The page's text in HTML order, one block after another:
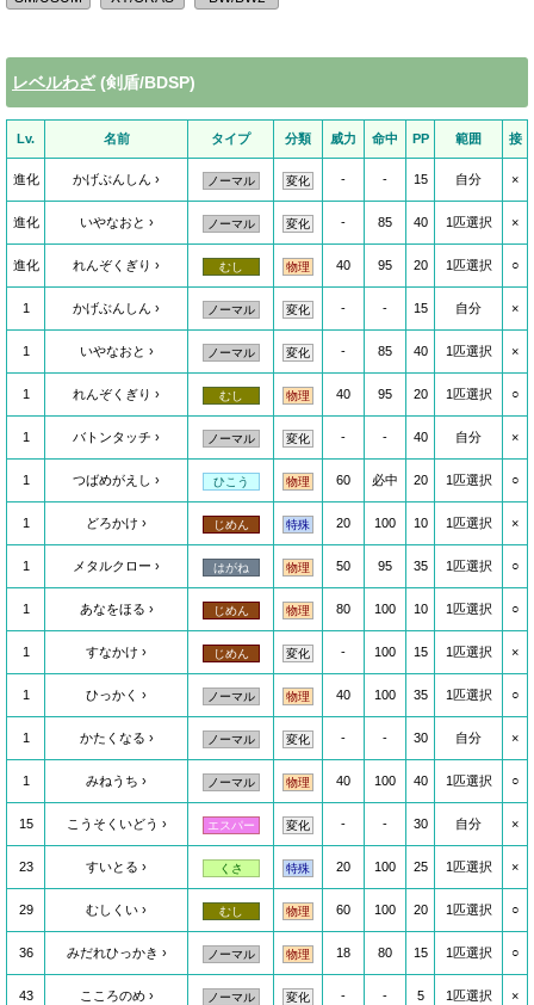
レベルわざ(剣盾/BDSP)
Lv. 名前 タイプ 分類 威力 命中 PP 範囲 接
進化 かげぶんしん ノーマル 変化 - - 15 自分 ×
進化 いやなおと ノーマル 変化 - 85 40 1匹選択 ×
進化 れんぞくぎり むし 物理 40 95 20 1匹選択 ○
1 かげぶんしん ノーマル 変化 - - 15 自分 ×
1 いやなおと ノーマル 変化 - 85 40 1匹選択 ×
1 れんぞくぎり むし 物理 40 95 20 1匹選択 ○
1 バトンタッチ ノーマル 変化 - - 40 自分 ×
1 つばめがえし ひこう 物理 60 必中 20 1匹選択 ○
1 どろかけ じめん 特殊 20 100 10 1匹選択 ×
1 メタルクロー はがね 物理 50 95 35 1匹選択 ○
1 あなをほる じめん 物理 80 100 10 1匹選択 ○
1 すなかけ じめん 変化 - 100 15 1匹選択 ×
1 ひっかく ノーマル 物理 40 100 35 1匹選択 ○
1 かたくなる ノーマル 変化 - - 30 自分 ×
1 みねうち ノーマル 物理 40 100 40 1匹選択 ○
15 こうそくいどう エスパー 変化 - - 30 自分 ×
23 すいとる くさ 特殊 20 100 25 1匹選択 ×
29 むしくい むし 物理 60 100 20 1匹選択 ○
36 みだれひっかき ノーマル 物理 18 80 15 1匹選択 ○
43 こころのめ ノーマル 変化 - - 5 1匹選択 ×